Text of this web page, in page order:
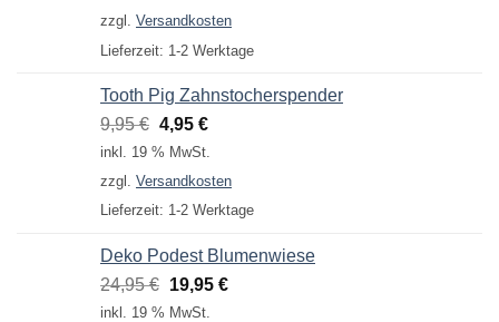
14,95 €9,95 €.
zzgl. Versandkosten
Lieferzeit: 1-2 Werktage
Tooth Pig Zahnstocherspender
9,95€ Ursprünglicher
Preis
9,95 €
4,95 €Aktueller
4,95 €.
inkl. 19 % MwSt.
zzgl. Versandkosten
Lieferzeit: 1-2 Werktage
Deko Podest Blumenwiese
24,95€ Ursprünglicher
Preis
19,95 €Aktueller
inkl. 19 % MwSt.